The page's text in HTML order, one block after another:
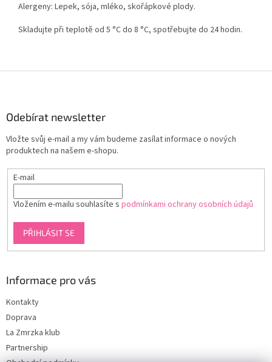
Alergeny: Lepek, sója, mléko, skořápkové plody.
Skladujte při teplotě od 5 °C do 8 °C, spotřebujte do 24 hodin.
Odebírat newsletter
Vložte svůj e-mail a my vám budeme zasílat informace o nových
produktech na našem e-shopu.
E-mail
Vložením e-mailu souhlasíte s podmínkami ochrany osobních údajů
PŘIHLÁSIT SE
Informace pro vás
Kontakty
Doprava
La Zmrzka klub
Partnership